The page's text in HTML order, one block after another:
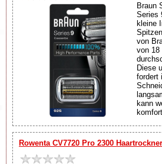
Braun
Series
kleine
von
von 18
Diese
fordert
kann
Rowenta CV7720 Pro 2300